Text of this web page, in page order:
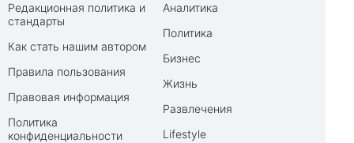
Редакционная политика и
стандарты
Как стать нашим автором
Правила пользования
Правовая информация
Политика
конфиденциальности
Аналитика
Политика
Бизнес
Жизнь
Развлечения
Lifestyle